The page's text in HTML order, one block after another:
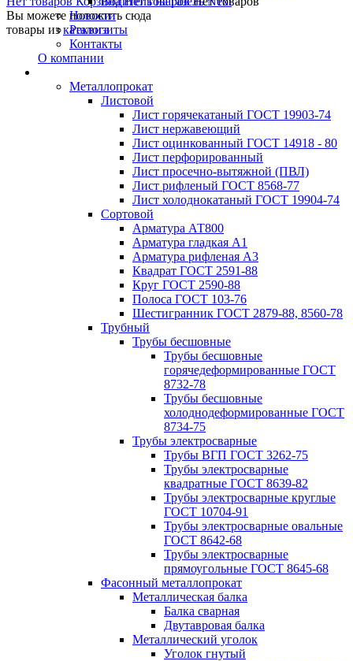
Вы можете положить сюда
товары изкаталога
Новости
Реквизиты
Контакты
О компании
Металлопрокат
Листовой
Лист горячекатаный ГОСТ 19903-74
Лист нержавеющий
Лист оцинкованный ГОСТ 14918 - 80
Лист перфорированный
Лист просечно-вытяжной (ПВЛ)
Лист рифленый ГОСТ 8568-77
Лист холоднокатаный ГОСТ 19904-74
Сортовой
Арматура АТ800
Арматура гладкая А1
Арматура рифленая А3
Квадрат ГОСТ 2591-88
Круг ГОСТ 2590-88
Полоса ГОСТ 103-76
Шестигранник ГОСТ 2879-88, 8560-78
Трубный
Трубы бесшовные
Трубы бесшовные
горячедеформированные ГОСТ
8732-78
Трубы бесшовные
холоднодеформированные ГОСТ
8734-75
Трубы электросварные
Трубы ВГП ГОСТ 3262-75
Трубы электросварные
квадратные ГОСТ 8639-82
Трубы электросварные круглые
ГОСТ 10704-91
Трубы электросварные овальные
ГОСТ 8642-68
Трубы электросварные
прямоугольные ГОСТ 8645-68
Фасонный металлопрокат
Металлическая балка
Балка сварная
Двутавровая балка
Металлический уголок
Уголок гнутый